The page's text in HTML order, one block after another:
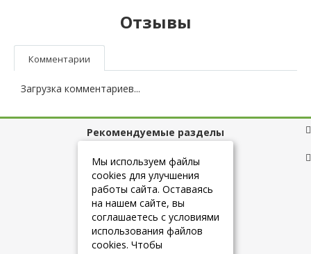
Отзывы
Комментарии
Загрузка комментариев...
Рекомендуемые разделы
Полезные ссылки
+7 (925) 084-10-60
Мы используем файлы
cookies для улучшения
работы сайта. Оставаясь
на нашем сайте, вы
соглашаетесь с условиями
использования файлов
cookies. Чтобы